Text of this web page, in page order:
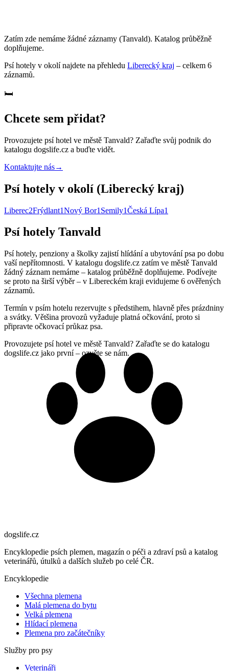
Zatím zde nemáme žádné záznamy (Tanvald). Katalog průběžně
doplňujeme.
Psí hotely v okolí najdete na přehledu Liberecký kraj – celkem 6
záznamů.
🛏️
Chcete sem přidat?
Provozujete psí hotel ve městě Tanvald? Zařaďte svůj podnik do
katalogu dogslife.cz a buďte vidět.
Kontaktujte nás→
Psí hotely v okolí (Liberecký kraj)
Liberec2Frýdlant1Nový Bor1 Semily1Česká Lípa1
Psí hotely Tanvald
Psí hotely, penziony a školky zajistí hlídání a ubytování psa po dobu
vaší nepřítomnosti. V katalogu dogslife.cz zatím ve městě Tanvald
žádný záznam nemáme – katalog průběžně doplňujeme. Podívejte
se proto na širší výběr – v Libereckém kraji evidujeme 6 ověřených
záznamů.
Termín v psím hotelu rezervujte s předstihem, hlavně přes prázdniny
a svátky. Většina provozů vyžaduje platná očkování, proto si
připravte očkovací průkaz psa.
Provozujete psí hotel ve městě Tanvald? Zařaďte se do katalogu
dogslife.cz jako první – ozvěte se nám.
dogslife.cz
Encyklopedie psích plemen, magazín o péči a zdraví psů a katalog
veterinářů, útulků a dalších služeb po celé ČR.
Encyklopedie
Všechna plemena
Malá plemena do bytu
Velká plemena
Hlídací plemena
Plemena pro začátečníky
Služby pro psy
Veterináři